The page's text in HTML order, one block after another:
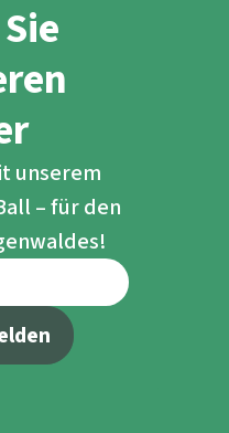
unserem
– für den